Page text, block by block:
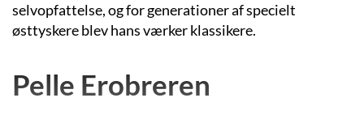
selvopfattelse, og for generationer af specielt
østtyskere blev hans værker klassikere.
Pelle Erobreren